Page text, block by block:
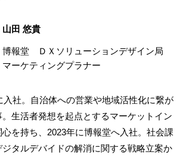
山田 悠貴
博報堂 ＤＸソリューションデザイン局
マーケティングプラナー
入社。自治体への営業や地域活性化に繋が
生活者発想を起点とするマーケットイン
を持ち、2023年に博報堂へ入社。社会課
タルデバイドの解消に関する戦略立案か